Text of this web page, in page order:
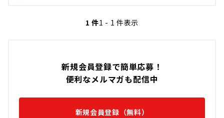
新規会員登録で簡単応募！
便利なメルマガも配信中
新規会員登録（無料）
1 件1 - 1 件表示